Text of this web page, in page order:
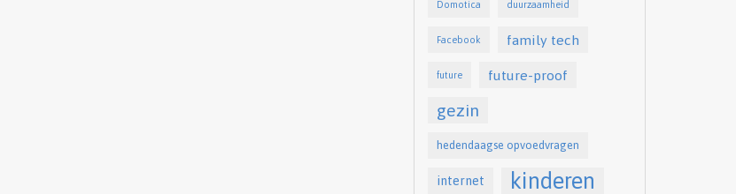
Domotica duurzaamheid
Facebook family tech
future future-proof
gezin
hedendaagse opvoedvragen
internet kinderen